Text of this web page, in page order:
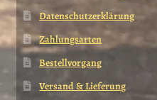
Datenschutzerklärung
Zahlungsarten
Bestellvorgang
Versand & Lieferung